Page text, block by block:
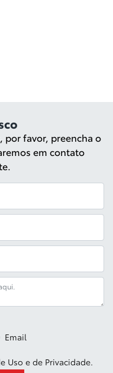
por favor, preencha o
em contato
Email
Uso e de Privacidade.